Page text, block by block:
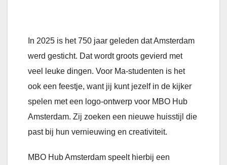
In 2025 is het 750 jaar geleden dat Amsterdam
werd gesticht. Dat wordt groots gevierd met
veel leuke dingen. Voor Ma-studenten is het
ook een feestje, want jij kunt jezelf in de kijker
spelen met een logo-ontwerp voor MBO Hub
Amsterdam. Zij zoeken een nieuwe huisstijl die
past bij hun vernieuwing en creativiteit.
MBO Hub Amsterdam speelt hierbij een